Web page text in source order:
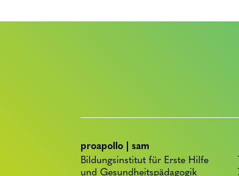
proapollo | sam
Bildungsinstitut für Erste Hilfe
und Gesundheitspädagogik